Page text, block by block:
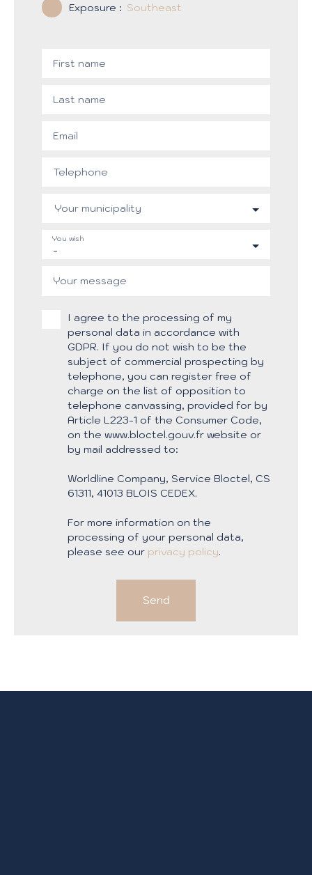
Exposure : Southeast
First name
Last name
Email
Telephone
Your municipality
-
You wish
Your message
I agree to the processing of my
personal data in accordance with
GDPR. If you do not wish to be the
subject of commercial prospecting by
telephone, you can register free of
charge on the list of opposition to
telephone canvassing, provided for by
Article L223-1 of the Consumer Code,
on the www.bloctel.gouv.fr website or
by mail addressed to:
Worldline Company, Service Bloctel, CS
61311, 41013 BLOIS CEDEX.
For more information on the
processing of your personal data,
please see our privacy policy.
Send